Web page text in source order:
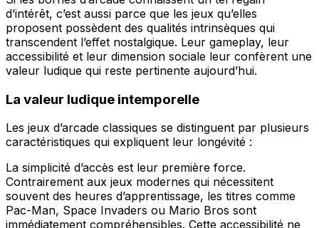
d’intérêt, c’est aussi parce que les jeux qu’elles
proposent possèdent des qualités intrinsèques qui
transcendent l’effet nostalgique. Leur gameplay, leur
accessibilité et leur dimension sociale leur confèrent une
valeur ludique qui reste pertinente aujourd’hui.
La valeur ludique intemporelle
Les jeux d’arcade classiques se distinguent par plusieurs
caractéristiques qui expliquent leur longévité :
La simplicité d’accès est leur première force.
Contrairement aux jeux modernes qui nécessitent
souvent des heures d’apprentissage, les titres comme
Pac-Man, Space Invaders ou Mario Bros sont
immédiatement compréhensibles. Cette accessibilité ne